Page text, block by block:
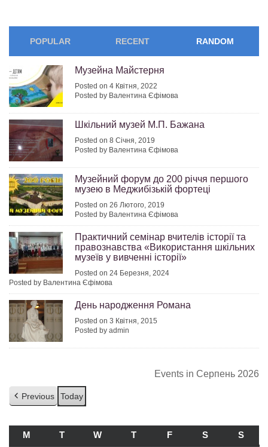
POPULAR RECENT RANDOM
Музейна Майстерня
Posted on 4 Квітня, 2022
Posted by Валентина Єфімова
Шкільний музей М.П. Бажана
Posted on 8 Січня, 2019
Posted by Валентина Єфімова
Музейний форум до 200 річчя першого
музею в Меджибізькій фортеці
Posted on 26 Лютого, 2019
Posted by Валентина Єфімова
Практичний семінар вчителів історії та
правознавства «Використання шкільних
музеїв у вивченні історії»
Posted on 24 Березня, 2024
Posted by Валентина Єфімова
День народження Романа
Posted on 3 Квітня, 2015
Posted by admin
Events in Серпень 2026
Previous Today
M ПОНЕДІЛОК
T ВІВТОРОК
W СЕРЕДА
TЧЕТВЕР
FП’ЯТНИЦЯ
S СУБОТА
S